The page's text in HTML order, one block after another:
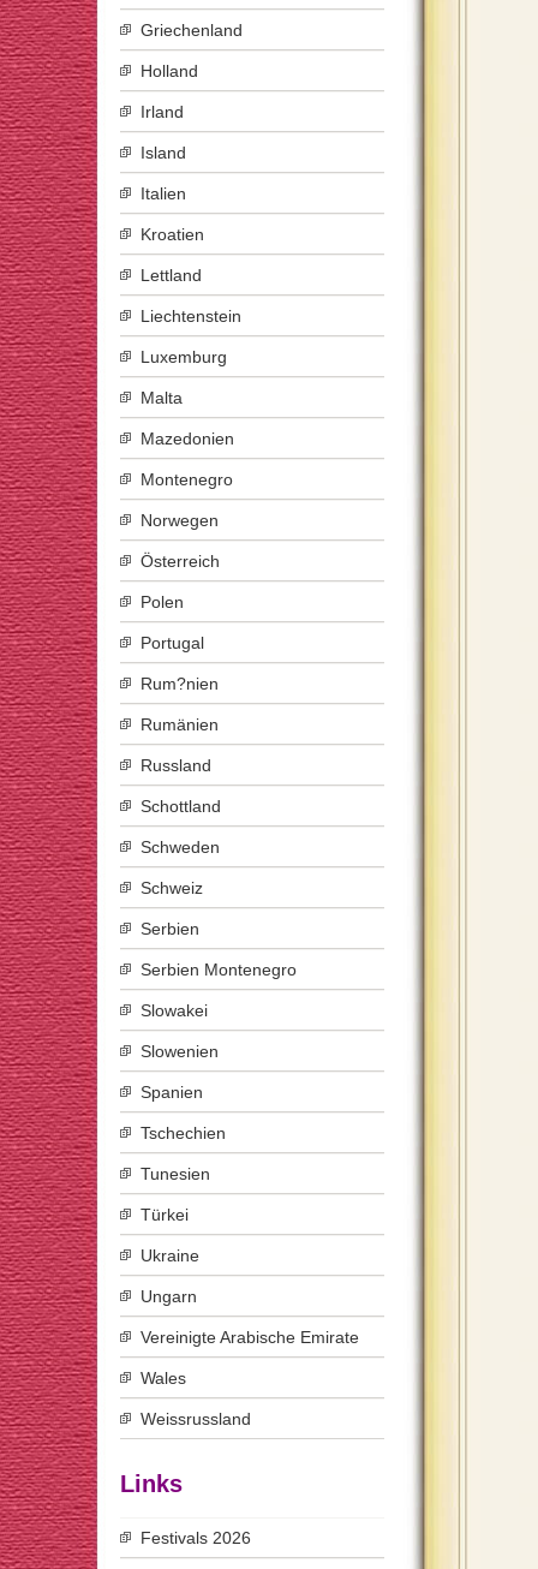
Griechenland
Holland
Irland
Island
Italien
Kroatien
Lettland
Liechtenstein
Luxemburg
Malta
Mazedonien
Montenegro
Norwegen
Österreich
Polen
Portugal
Rum?nien
Rumänien
Russland
Schottland
Schweden
Schweiz
Serbien
Serbien Montenegro
Slowakei
Slowenien
Spanien
Tschechien
Tunesien
Türkei
Ukraine
Ungarn
Vereinigte Arabische Emirate
Wales
Weissrussland
Links
Festivals 2026